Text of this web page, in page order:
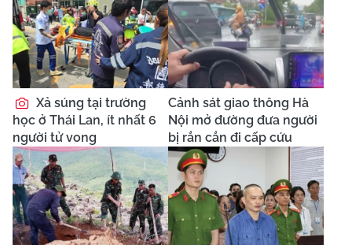
Xả súng tại trường
học ở Thái Lan, ít nhất 6
người tử vong
Cảnh sát giao thông Hà
Nội mở đường đưa người
bị rắn cắn đi cấp cứu